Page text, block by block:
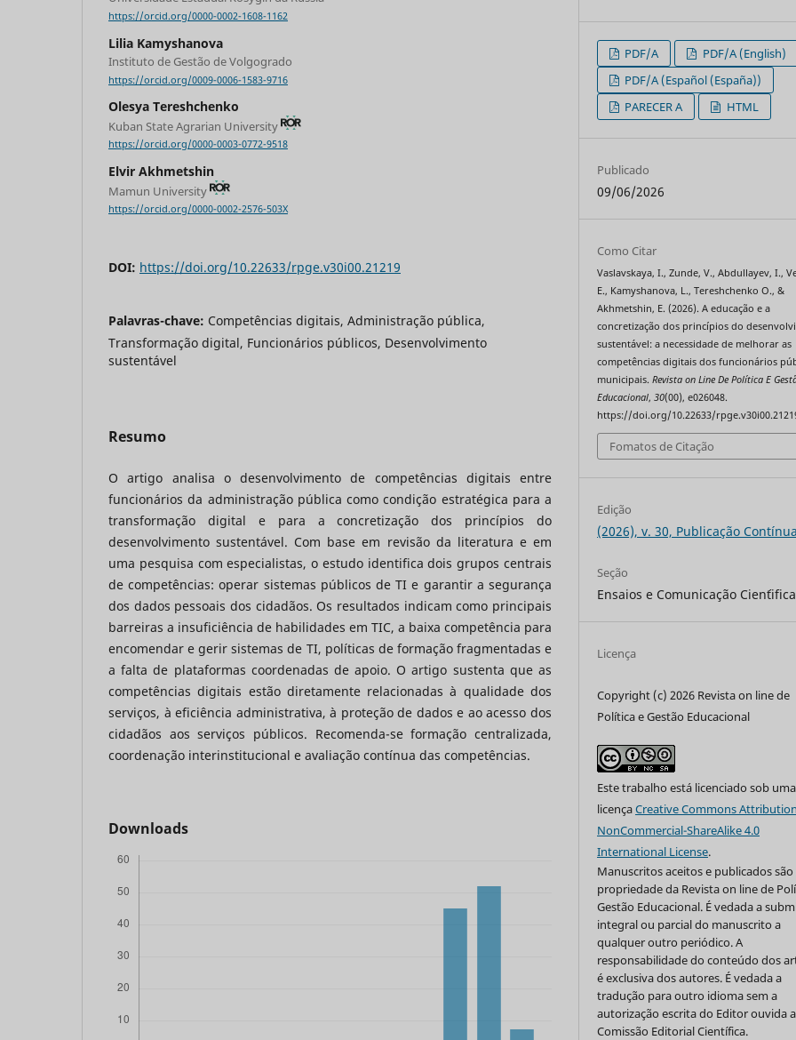
https://orcid.org/0000-0002-1608-1162
Lilia Kamyshanova
Instituto de Gestão de Volgogrado
https://orcid.org/0009-0006-1583-9716
Olesya Тereshchenko
Kuban State Agrarian University
https://orcid.org/0000-0003-0772-9518
Elvir Akhmetshin
Mamun University
https://orcid.org/0000-0002-2576-503X
DOI: https://doi.org/10.22633/rpge.v30i00.21219
Palavras-chave: Competências digitais, Administração pública,
Transformação digital, Funcionários públicos, Desenvolvimento
sustentável
Resumo
O artigo analisa o desenvolvimento de competências digitais entre
funcionários da administração pública como condição estratégica para a
transformação digital e para a concretização dos princípios do
desenvolvimento sustentável. Com base em revisão da literatura e em
uma pesquisa com especialistas, o estudo identifica dois grupos centrais
de competências: operar sistemas públicos de TI e garantir a segurança
dos dados pessoais dos cidadãos. Os resultados indicam como principais
barreiras a insuficiência de habilidades em TIC, a baixa competência para
encomendar e gerir sistemas de TI, políticas de formação fragmentadas e
a falta de plataformas coordenadas de apoio. O artigo sustenta que as
competências digitais estão diretamente relacionadas à qualidade dos
serviços, à eficiência administrativa, à proteção de dados e ao acesso dos
cidadãos aos serviços públicos. Recomenda-se formação centralizada,
coordenação interinstitucional e avaliação contínua das competências.
Downloads
PDF/A
PDF/A (English)
PDF/A (Español (España))
PARECER A
HTML
Publicado
09/06/2026
Como Citar
Vaslavskaya, I., Zunde, V., Abdullayev, I.,
E., Kamyshanova, L., Тereshchenko O., &
Akhmetshin, E. (2026). A educação e a
concretização dos princípios do
sustentável: a necessidade de melhorar as
competências digitais dos funcionários
municipais.Revista on Line De Política E
Educacional,30(00), e026048.
https://doi.org/10.22633/
Fomatos de Citação
Edição
(2026), v. 30, Publicação Contínua
Seção
Ensaios e Comunicação Cien´tifica
Licença
Copyright (c) 2026 Revista on line de
Política e Gestão Educacional
Este trabalho está licenciado sob uma
licençaCreative Commons
NonCommercial-ShareAlike 4.0
International License.
Manuscritos aceitos e publicados são
propriedade da Revista on line de
Gestão Educacional. É vedada a
integral ou parcial do manuscrito a
qualquer outro periódico. A
responsabilidade do conteúdo dos
é exclusiva dos autores. É vedada a
tradução para outro idioma sem a
autorização escrita do Editor ouvida a
Comissão Editorial Científica.